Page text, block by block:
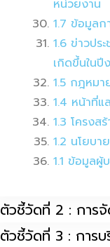
หน่วยงาน
1.7 ข้อมูล
1.6 ข่าวปร
เกิดขึ้นใน
1.5 กฎหม
1.4 หน้าที่
1.3 โครงส
1.2 นโยบา
1.1 ข้อมูลผู้
ตัวชี้วัดที่ 2 : การ
ตัวชี้วัดที่ 3 : การ